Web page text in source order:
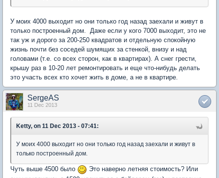
У моих 4000 выходит но они только год назад заехали и живут в
только построенный дом. Даже если у кого 7000 выходит, это не
так уж и дорого за 200-250 квадратов и отдельную спокойную
жизнь почти без соседей шумящих за стенкой, внизу и над
головами (т.е. со всех сторон, как в квартирах). А снег грести,
крышу раз в 10-20 лет ремонтировать и еще что-нибудь делать
это участь всех кто хочет жить в доме, а не в квартире.
SergeAS
11 Dec 2013
Ketty, on 11 Dec 2013 - 07:41:
У моих 4000 выходит но они только год назад заехали и живут в
только построенный дом.
Чуть выше 4500 было
Это наверно летняя стоимость? Или